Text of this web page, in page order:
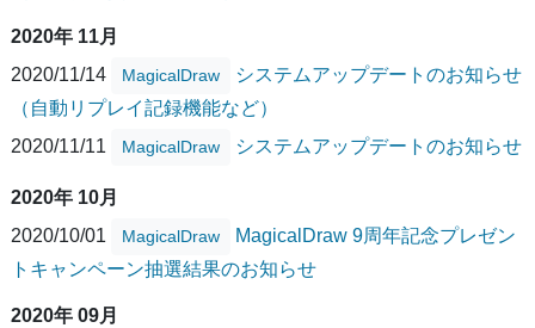
2020年 11月
2020/11/14
MagicalDraw
システムアップデートのお知らせ
（自動リプレイ記録機能など）
2020/11/11
MagicalDraw システムアップデートのお知らせ
2020年 10月
2020/10/01
MagicalDraw
MagicalDraw 9周年記念プレゼン
トキャンペーン抽選結果のお知らせ
2020年 09月